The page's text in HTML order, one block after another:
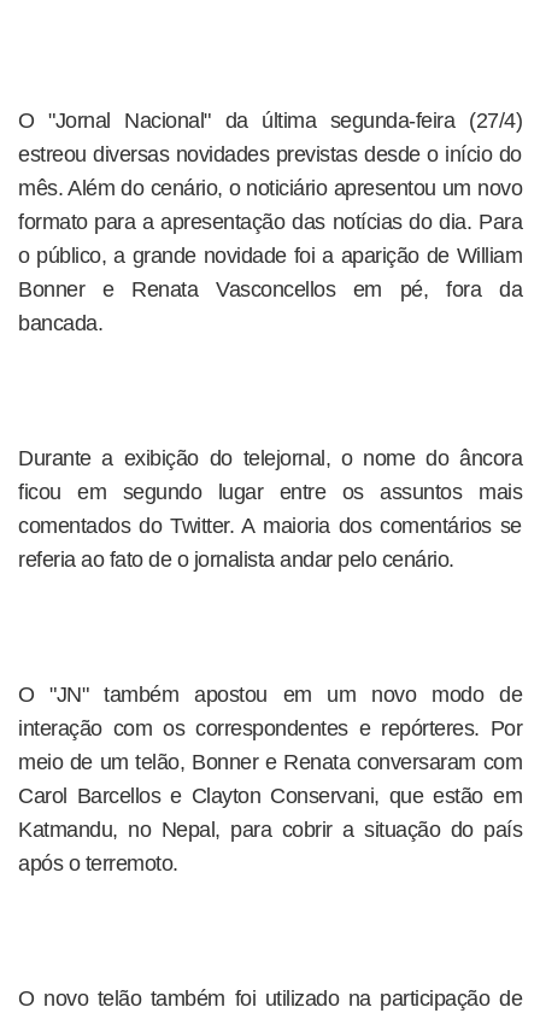
O "Jornal Nacional" da última segunda-feira (27/4)
estreou diversas novidades previstas desde o início do
mês. Além do cenário, o noticiário apresentou um novo
formato para a apresentação das notícias do dia. Para
o público, a grande novidade foi a aparição de William
Bonner e Renata Vasconcellos em pé, fora da
bancada.
Durante a exibição do telejornal, o nome do âncora
ficou em segundo lugar entre os assuntos mais
comentados do Twitter. A maioria dos comentários se
referia ao fato de o jornalista andar pelo cenário.
O "JN" também apostou em um novo modo de
interação com os correspondentes e repórteres. Por
meio de um telão, Bonner e Renata conversaram com
Carol Barcellos e Clayton Conservani, que estão em
Katmandu, no Nepal, para cobrir a situação do país
após o terremoto.
O novo telão também foi utilizado na participação de